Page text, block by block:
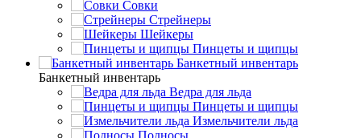
Совки
Стрейнеры
Шейкеры
Пинцеты и щипцы
Банкетный инвентарь
Банкетный инвентарь
Ведра для льда
Пинцеты и щипцы
Измельчители льда
Подносы